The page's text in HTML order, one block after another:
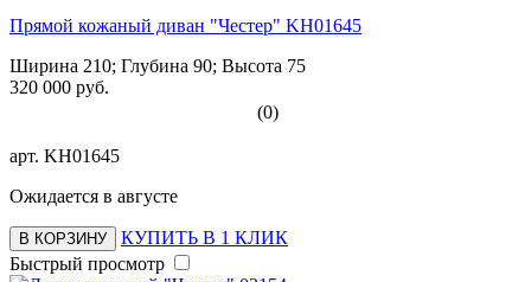
Прямой кожаный диван "Честер" KH01645
Ширина 210; Глубина 90; Высота 75
320 000 руб.
(0)
арт. KH01645
Ожидается в августе
В КОРЗИНУ
КУПИТЬ В 1 КЛИК
Быстрый просмотр